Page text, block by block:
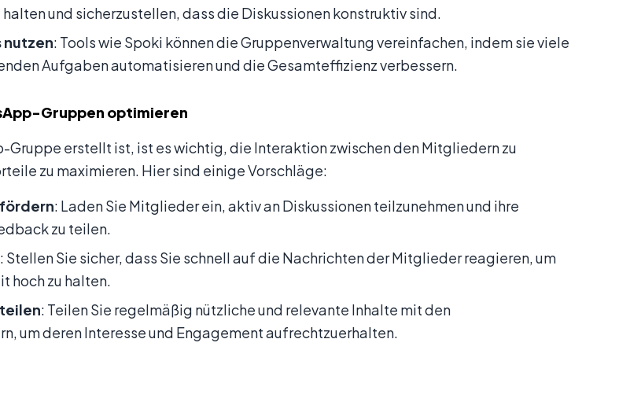
und sicherzustellen, dass die Diskussionen konstruktiv sind.
: Tools wie Spoki können die Gruppenverwaltung vereinfachen, indem sie viele
Aufgaben automatisieren und die Gesamteffizienz verbessern.
Gruppen optimieren
Gruppe erstellt ist, ist es wichtig, die Interaktion zwischen den Mitgliedern zu
zu maximieren. Hier sind einige Vorschläge:
: Laden Sie Mitglieder ein, aktiv an Diskussionen teilzunehmen und ihre
zu teilen.
: Stellen Sie sicher, dass Sie schnell auf die Nachrichten der Mitglieder reagieren, um
hoch zu halten.
: Teilen Sie regelmäßig nützliche und relevante Inhalte mit den
um deren Interesse und Engagement aufrechtzuerhalten.